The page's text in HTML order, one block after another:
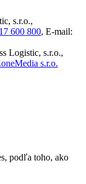
s.r.o.,
600 800, E-mail:
Logistic, s.r.o.,
s.r.o.
podľa toho, ako